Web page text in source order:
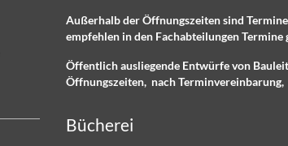
Außerhalb der Öffnungszeiten sind
empfehlen in den Fachabteilungen
Öffentlich ausliegende Entwürfe von
Öffnungszeiten, nach Terminvereinbarung,
Bücherei